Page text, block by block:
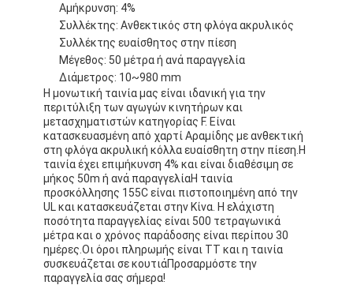
Ηλεκτρική πίνακα μόνωσης
Αμήκρυνση: 4%
Συλλέκτης: Ανθεκτικός στη φλόγα ακρυλικός
Συλλέκτης ευαίσθητος στην πίεση
Μέγεθος: 50 μέτρα ή ανά παραγγελία
Διάμετρος: 10~980 mm
Η μονωτική ταινία μας είναι ιδανική για την
περιτύλιξη των αγωγών κινητήρων και
μετασχηματιστών κατηγορίας F. Είναι
κατασκευασμένη από χαρτί Αραμίδης με ανθεκτική
στη φλόγα ακρυλική κόλλα ευαίσθητη στην πίεση.Η
ταινία έχει επιμήκυνση 4% και είναι διαθέσιμη σε
μήκος 50m ή ανά παραγγελίαΗ ταινία
προσκόλλησης 155C είναι πιστοποιημένη από την
UL και κατασκευάζεται στην Κίνα. Η ελάχιστη
ποσότητα παραγγελίας είναι 500 τετραγωνικά
μέτρα και ο χρόνος παράδοσης είναι περίπου 30
ημέρες.Οι όροι πληρωμής είναι TT και η ταινία
συσκευάζεται σε κουτιάΠροσαρμόστε την
παραγγελία σας σήμερα!